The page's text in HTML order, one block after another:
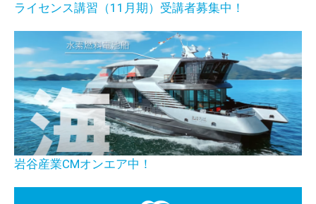
ライセンス講習（11月期）受講者募集中！
岩谷産業CMオンエア中！